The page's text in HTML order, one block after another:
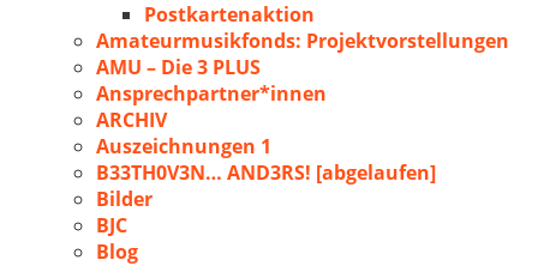
Postkartenaktion
Amateurmusikfonds: Projektvorstellungen
AMU – Die 3 PLUS
Ansprechpartner*innen
ARCHIV
Auszeichnungen 1
B33TH0V3N… AND3RS! [abgelaufen]
Bilder
BJC
Blog